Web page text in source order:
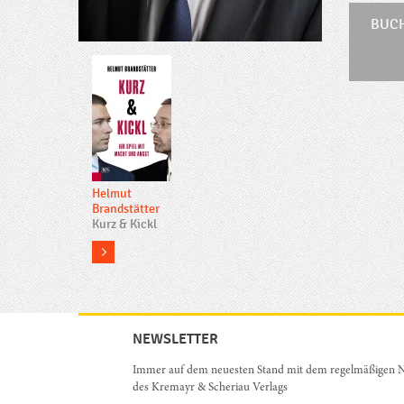
Helmut
Brandstätter
Kurz & Kickl
more
NEWSLETTER
Immer auf dem neuesten Stand mit dem regelmäßigen
des Kremayr & Scheriau Verlags